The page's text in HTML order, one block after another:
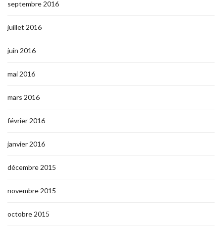
septembre 2016
juillet 2016
juin 2016
mai 2016
mars 2016
février 2016
janvier 2016
décembre 2015
novembre 2015
octobre 2015